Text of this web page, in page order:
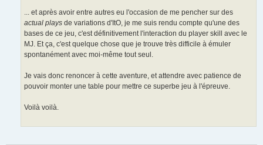
... et après avoir entre autres eu l'occasion de me pencher sur des
actual plays de variations d'ItO, je me suis rendu compte qu'une des
bases de ce jeu, c'est définitivement l'interaction du player skill avec le
MJ. Et ça, c'est quelque chose que je trouve très difficile à émuler
spontanément avec moi-même tout seul.
Je vais donc renoncer à cette aventure, et attendre avec patience de
pouvoir monter une table pour mettre ce superbe jeu à l'épreuve.
Voilà voilà.